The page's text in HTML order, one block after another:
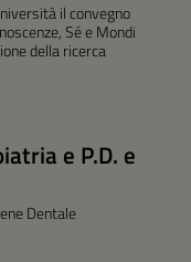
il convegno
Sé e Mondi
della ricerca
e P.D. e
Dentale